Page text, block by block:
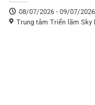
08/07/2026 - 09/07/2026
Trung tâm Triển lãm Sky